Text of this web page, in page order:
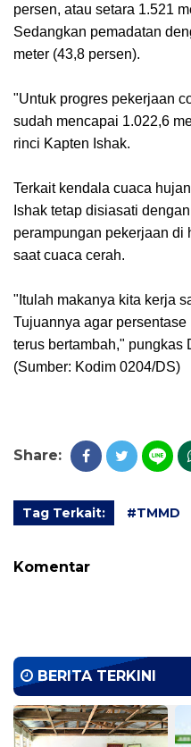
persen, atau setara 1.521
Sedangkan pemadatan
meter (43,8 persen).
"Untuk progres pekerjaan
sudah mencapai 1.022,6
rinci Kapten Ishak.
Terkait kendala cuaca
Ishak tetap disiasati
perampungan pekerjaan di
saat cuaca cerah.
"Itulah makanya kita kerja
Tujuannya agar
terus bertambah," pungkas
(Sumber: Kodim 0204/DS)
Share:
Tag Terkait: #TMMD
Komentar
BERITA TERKINI